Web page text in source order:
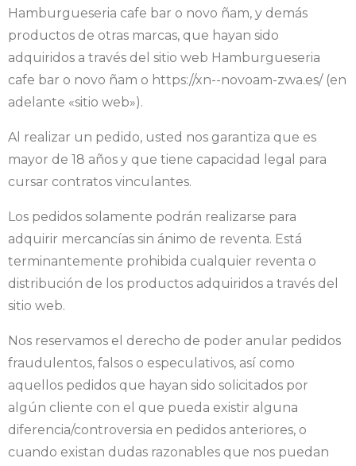
Hamburgueseria cafe bar o novo ñam, y demás
productos de otras marcas, que hayan sido
adquiridos a través del sitio web Hamburgueseria
cafe bar o novo ñam o https://xn--novoam-zwa.es/ (en
adelante «sitio web»).
Al realizar un pedido, usted nos garantiza que es
mayor de 18 años y que tiene capacidad legal para
cursar contratos vinculantes.
Los pedidos solamente podrán realizarse para
adquirir mercancías sin ánimo de reventa. Está
terminantemente prohibida cualquier reventa o
distribución de los productos adquiridos a través del
sitio web.
Nos reservamos el derecho de poder anular pedidos
fraudulentos, falsos o especulativos, así como
aquellos pedidos que hayan sido solicitados por
algún cliente con el que pueda existir alguna
diferencia/controversia en pedidos anteriores, o
cuando existan dudas razonables que nos puedan